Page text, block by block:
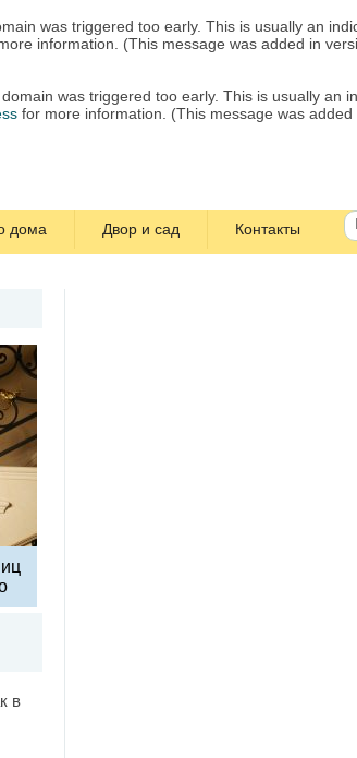
was triggered too early. This is usually an
information. (This message was added in
domain was triggered too early. This is usually an
for more information. (This message was
дома Двор и сад Контакты
в